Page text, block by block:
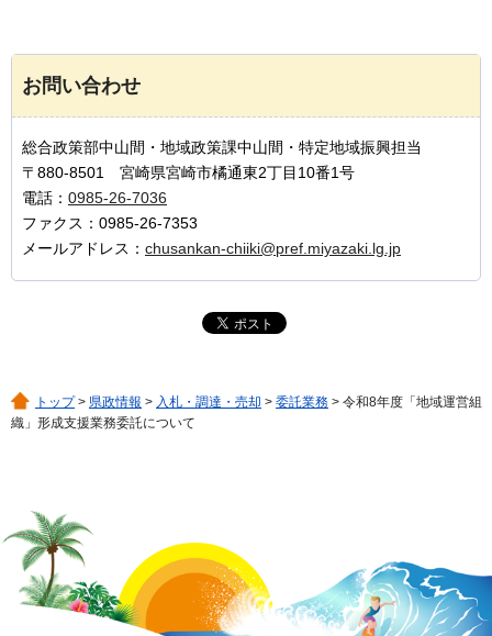
お問い合わせ
総合政策部中山間・地域政策課中山間・特定地域振興担当
〒880-8501 宮崎県宮崎市橘通東2丁目10番1号
電話： 0985-26-7036
ファクス：0985-26-7353
メールアドレス： chusankan-chiiki@pref.miyazaki.lg.jp
トップ> 県政情報 > 入札・調達・売却 > 委託業務 > 令和8年度「地域運営組
織」形成支援業務委託について